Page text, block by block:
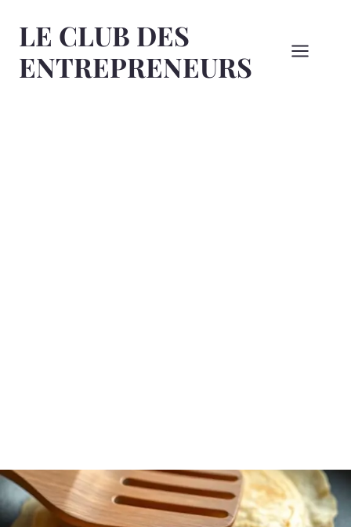
LE CLUB DES
ENTREPRENEURS